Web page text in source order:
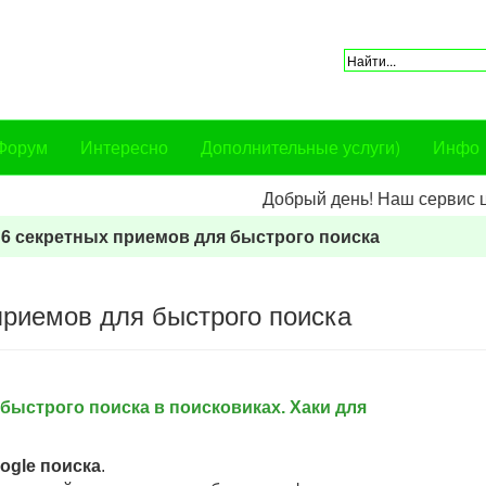
Интересно Дополнительные услуги) Инфо
Добрый день! Наш сервис
секретных приемов для быстрого поиска
для быстрого поиска
поиска в поисковиках. Хаки для
поиска.